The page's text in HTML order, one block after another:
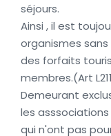
séjours.
Ainsi , il est
organismes
des forfaits
membres.(Art
Demeurant
les
qui n'ont pas